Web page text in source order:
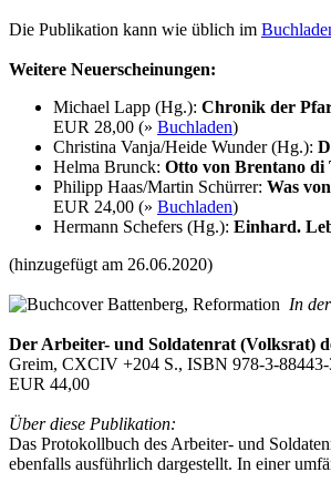
Die Publikation kann wie üblich im
Weitere Neuerscheinungen:
Michael Lapp (Hg.): Chronik der
EUR 28,00 (» Buchladen)
Christina Vanja/Heide Wunder (Hg.):
Helma Brunck: Otto von Brentano di
Philipp Haas/Martin Schürrer: Was
EUR 24,00 (» Buchladen)
Hermann Schefers (Hg.): Einhard.
(hinzugefügt am 26.06.2020)
In
Der Arbeiter- und Soldatenrat (Volksrat)
Greim, CXCIV +204 S., ISBN 978-3-
EUR 44,00
Über diese Publikation:
Das Protokollbuch des Arbeiter- und
ebenfalls ausführlich dargestellt. In einer